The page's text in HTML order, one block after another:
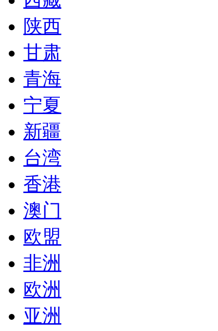
陕西
甘肃
青海
宁夏
新疆
台湾
香港
澳门
欧盟
非洲
欧洲
亚洲